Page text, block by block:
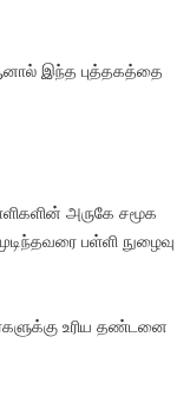
இந்த புத்தகத்தை
அருகே சமூக
பள்ளி நுழைவு
உரிய தண்டனை